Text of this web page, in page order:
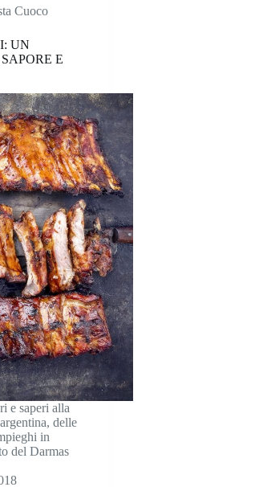
Cuoco
UN
E
e saperi alla
delle
in
del Darmas